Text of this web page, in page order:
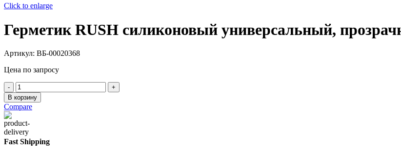
Click to enlarge
Герметик RUSH силиконовый универсальный,
Артикул: ВБ-00020368
Цена по запросу
Количество
товара
Герметик
RUSH
силиконовый
универсальный,
прозрачный,
240
В корзину
Compare
Fast Shipping